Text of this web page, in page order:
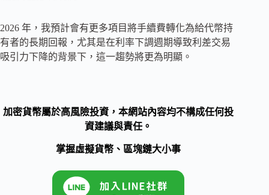
2026 年，我預計會有更多項目將手續費轉化為給代幣持
有者的長期回報，尤其是在利率下調週期導致利差交易
吸引力下降的背景下，這一趨勢將更為明顯。
加密貨幣屬於高風險投資，本網站內容均不構成任何投
資建議與責任。
掌握虛擬貨幣、區塊鏈大小事